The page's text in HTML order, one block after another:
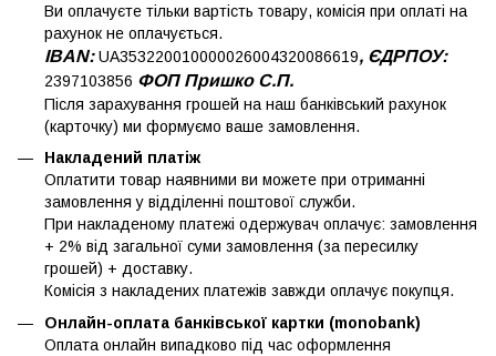
Ви оплачуєте тільки вартість товару, комісія при оплаті на
рахунок не оплачується.
IBAN:UA353220010000026004320086619, ЄДРПОУ:
2397103856 ФОП Пришко С.П.
Після зарахування грошей на наш банківський рахунок
(карточку) ми формуємо ваше замовлення.
Накладений платіж
Оплатити товар наявними ви можете при отриманні
замовлення у відділенні поштової служби.
При накладеному платежі одержувач оплачує: замовлення
+ 2% від загальної суми замовлення (за пересилку
грошей) + доставку.
Комісія з накладених платежів завжди оплачує покупця.
Онлайн-оплата банківської картки (monobank)
Оплата онлайн випадково під час оформлення